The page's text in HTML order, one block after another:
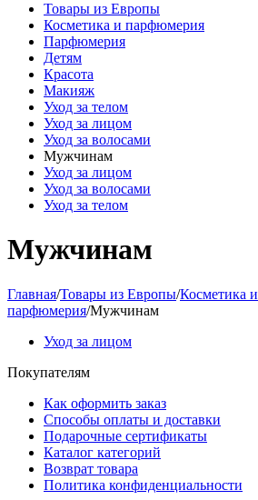
Товары из Европы
Косметика и парфюмерия
Парфюмерия
Детям
Красота
Макияж
Уход за телом
Уход за лицом
Уход за волосами
Мужчинам
Уход за лицом
Уход за волосами
Уход за телом
Мужчинам
Главная/Товары из Европы/Косметика и
парфюмерия/Мужчинам
Уход за лицом
Покупателям
Как оформить заказ
Способы оплаты и доставки
Подарочные сертификаты
Каталог категорий
Возврат товара
Политика конфиденциальности